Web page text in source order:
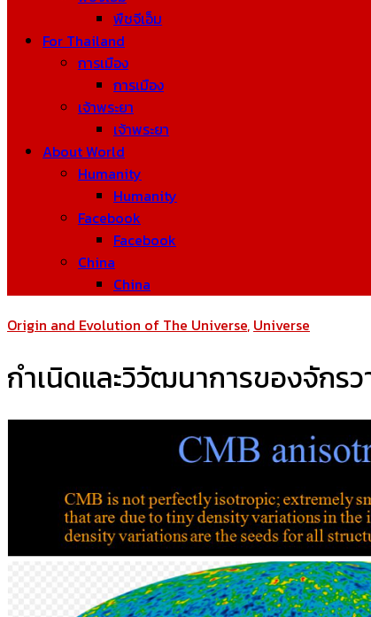
พืชจีเอ็ม
For Thailand
การเมือง
การเมือง
เจ้าพระยา
เจ้าพระยา
About World
Humanity
Humanity
Facebook
Facebook
China
China
Origin and Evolution of The Universe, Universe
กำเนิดและวิวัฒนาการของจักร